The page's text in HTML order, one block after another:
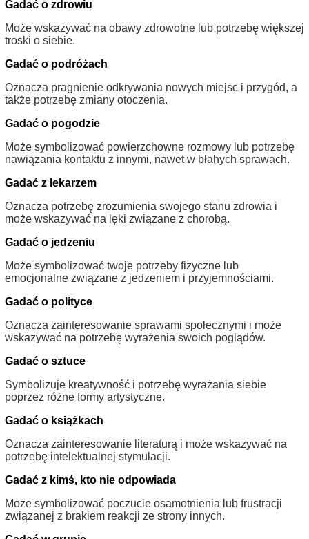
Gadać o zdrowiu
Może wskazywać na obawy zdrowotne lub potrzebę większej
troski o siebie.
Gadać o podróżach
Oznacza pragnienie odkrywania nowych miejsc i przygód, a
także potrzebę zmiany otoczenia.
Gadać o pogodzie
Może symbolizować powierzchowne rozmowy lub potrzebę
nawiązania kontaktu z innymi, nawet w błahych sprawach.
Gadać z lekarzem
Oznacza potrzebę zrozumienia swojego stanu zdrowia i
może wskazywać na lęki związane z chorobą.
Gadać o jedzeniu
Może symbolizować twoje potrzeby fizyczne lub
emocjonalne związane z jedzeniem i przyjemnościami.
Gadać o polityce
Oznacza zainteresowanie sprawami społecznymi i może
wskazywać na potrzebę wyrażenia swoich poglądów.
Gadać o sztuce
Symbolizuje kreatywność i potrzebę wyrażania siebie
poprzez różne formy artystyczne.
Gadać o książkach
Oznacza zainteresowanie literaturą i może wskazywać na
potrzebę intelektualnej stymulacji.
Gadać z kimś, kto nie odpowiada
Może symbolizować poczucie osamotnienia lub frustracji
związanej z brakiem reakcji ze strony innych.